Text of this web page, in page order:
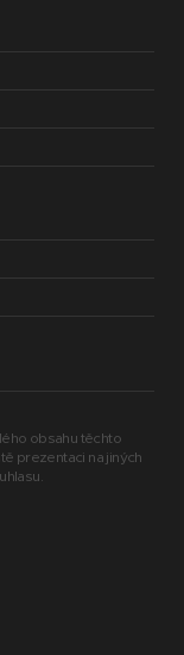
obsahu těchto
prezentaci na jiných